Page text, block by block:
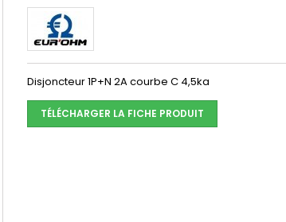
Disjoncteur 1P+N 2A courbe C 4,5ka
TÉLÉCHARGER LA FICHE PRODUIT